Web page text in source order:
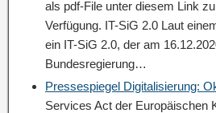
als pdf-File unter diesem Link
Verfügung. IT-SiG 2.0 Laut
ein IT-SiG 2.0, der am
Bundesregierung…
Pressespiegel Digitalisierung:
Services Act der Europäischen